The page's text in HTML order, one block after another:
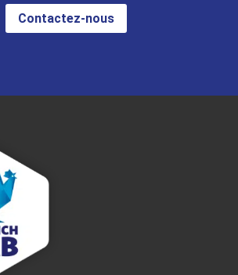
Contactez-nous